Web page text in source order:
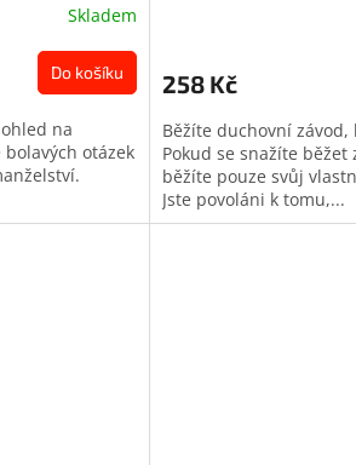
Skladem
Do košíku
na
otázek
258 Kč
Běžíte duchovní
Pokud se snažíte
běžíte pouze svůj
Jste povoláni k tomu,...